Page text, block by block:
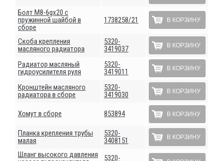
Болт М8-6gх20 с
пружинной шайбой в
сборе
1738258/21 В КОРЗИНУ
Скоба крепления
масляного радиатора
5320-
3419037
В КОРЗИНУ
Радиатор масляный
гидроусилителя руля
5320-
3419011
В КОРЗИНУ
Кронштейн масляного
радиатора в сборе
5320-
3419030
В КОРЗИНУ
Хомут в сборе 853894 В КОРЗИНУ
Планка крепления трубы
малая
5320-
3408151
В КОРЗИНУ
Шланг высокого давления
5320-